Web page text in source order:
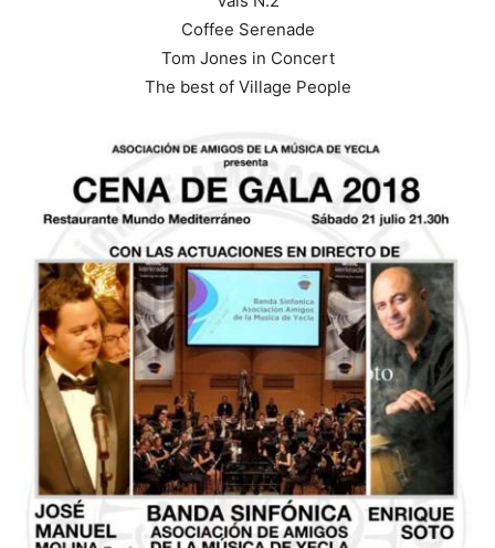
Coffee Serenade
Tom Jones in Concert
The best of Village People